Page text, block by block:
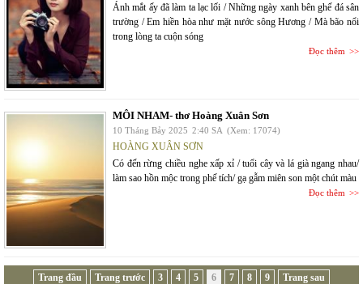
Ánh mắt ấy đã làm ta lạc lối / Những ngày xanh bên ghế đá sân
trường / Em hiền hòa như mặt nước sông Hương / Mà bão nổi
trong lòng ta cuộn sóng
Đọc thêm
MÔI NHAM- thơ Hoàng Xuân Sơn
10 Tháng Bảy 2025 2:40 SA (Xem: 17074)
HOÀNG XUÂN SƠN
Có đến rừng chiều nghe xấp xỉ / tuổi cây và lá già ngang nhau/
làm sao hồn mộc trong phế tích/ gạ gẫm miên son một chút màu
Đọc thêm
Trang đầu Trang trước 3 4 5 6 7 8 9 Trang sau